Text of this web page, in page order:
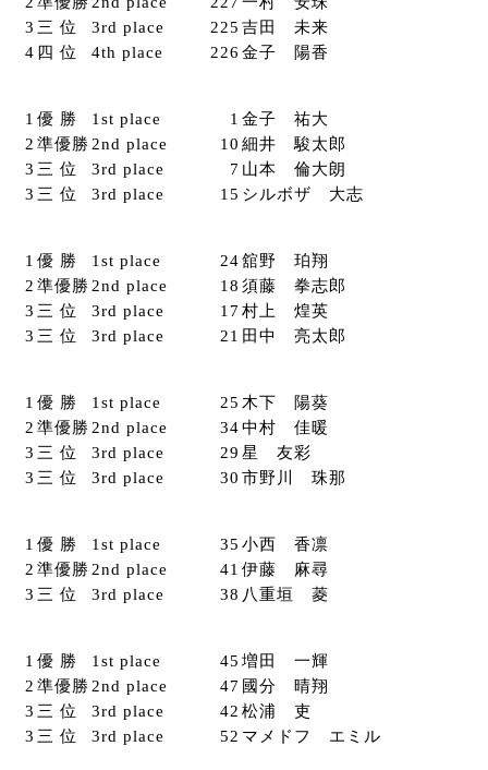
3 三 位 3rd place 225 吉田 未来
4 四 位 4th place 226 金子 陽香
1 優 勝 1st place 1 金子 祐大
2 準優勝 2nd place 10 細井 駿太郎
3 三 位 3rd place 7 山本 倫大朗
3 三 位 3rd place 15 シルボザ 大志
1 優 勝 1st place 24舘野 珀翔
2 準優勝 2nd place 18 須藤 拳志郎
3 三 位 3rd place 17 村上 煌英
3 三 位 3rd place 21 田中 亮太郎
1 優 勝 1st place 25 木下 陽葵
2 準優勝 2nd place 34中村 佳暖
3 三 位 3rd place 29 星 友彩
3 三 位 3rd place 30 市野川 珠那
1 優 勝 1st place 35 小西 香凛
2 準優勝 2nd place 41 伊藤 麻尋
3 三 位 3rd place 38 八重垣 菱
1 優 勝 1st place 45 増田 一輝
2 準優勝 2nd place 47 國分 晴翔
3 三 位 3rd place 42 松浦 吏
3 三 位 3rd place 52 マメドフ エミル